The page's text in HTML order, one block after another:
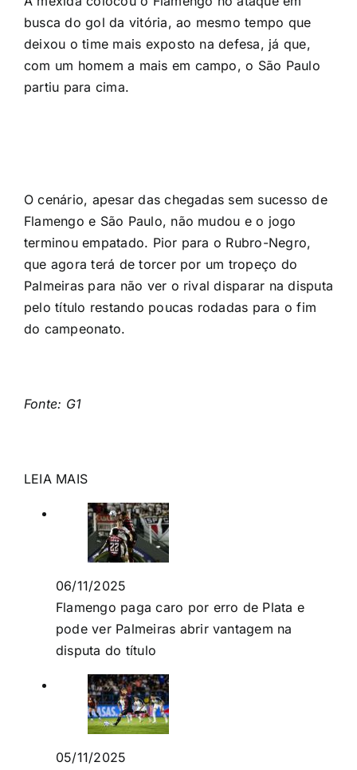
busca do gol da vitória, ao mesmo tempo que
deixou o time mais exposto na defesa, já que,
com um homem a mais em campo, o São Paulo
partiu para cima.
O cenário, apesar das chegadas sem sucesso de
Flamengo e São Paulo, não mudou e o jogo
terminou empatado. Pior para o Rubro-Negro,
que agora terá de torcer por um tropeço do
Palmeiras para não ver o rival disparar na disputa
pelo título restando poucas rodadas para o fim
do campeonato.
Fonte: G1
LEIA MAIS
06/11/2025
Flamengo paga caro por erro de Plata e
pode ver Palmeiras abrir vantagem na
disputa do título
05/11/2025